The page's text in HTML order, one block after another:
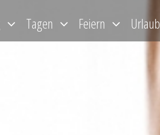
Tagen Feiern Urlaub